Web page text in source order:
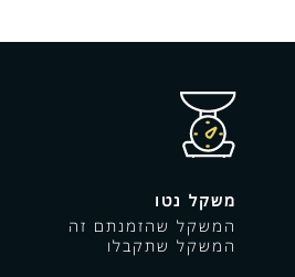
משקל נטו
המשקל שהזמנתם זה
המשקל שתקבלו